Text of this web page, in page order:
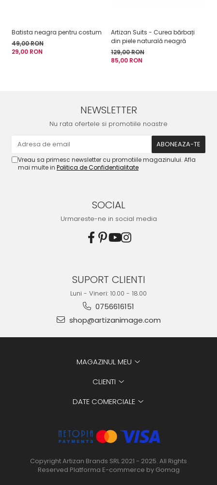
Batista neagra pentru costum
49,00 RON
29,00 RON
Artizan Suits - Curea bărbați
din piele naturală neagră
129,00 RON
85,00 RON
NEWSLETTER
Nu rata ofertele si promotiile noastre
Vreau sa primesc newsletter cu promotiile magazinului. Afla
mai multe in Politica de Confidentialitate
SOCIAL
Urmareste-ne in social media
SUPORT CLIENTI
Luni - Vineri: 10.00 - 18.00
0756616151
shop@artizanimage.com
MAGAZINUL MEU
CLIENTI
DATE COMERCIALE
Copyright Artizan Brands SRL 2021 - 2025. All Rights
Reserved Platforma E-commerce by Gomag